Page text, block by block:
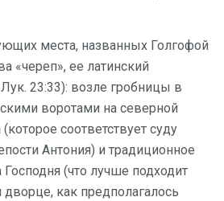
места, названных Голгофой
«череп», ее латинский
23:33): возле гробницы в
воротами на северной
соответствует суду
Антония) и традиционное
(что лучше подходит
как предполагалось